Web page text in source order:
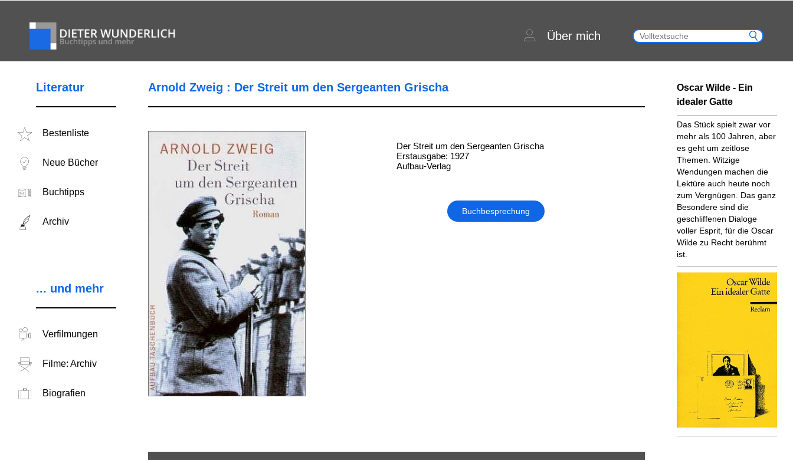
Über mich
Literatur
Bestenliste
Neue Bücher
Buchtipps
Archiv
... und mehr
Verfilmungen
Filme: Archiv
Biografien
Arnold Zweig : Der Streit um den Sergeanten Grischa
Der Streit um den Sergeanten Grischa
Erstausgabe: 1927
Aufbau-Verlag
Buchbesprechung
Oscar Wilde - Ein
idealer Gatte
Das Stück spielt zwar vor
mehr als 100 Jahren, aber
es geht um zeitlose
Themen. Witzige
Wendungen machen die
Lektüre auch heute noch
zum Vergnügen. Das ganz
Besondere sind die
geschliffenen Dialoge
voller Esprit, für die Oscar
Wilde zu Recht berühmt
ist.